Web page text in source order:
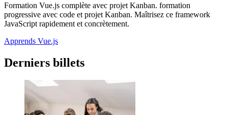
Formation Vue.js complète avec projet Kanban. formation
progressive avec code et projet Kanban. Maîtrisez ce framework
JavaScript rapidement et concrètement.
Apprends Vue.js
Derniers billets